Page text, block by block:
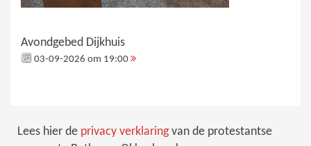
Avondgebed Dijkhuis
03-09-2026 om 19:00
Lees hier de privacy verklaringvan de protestantse